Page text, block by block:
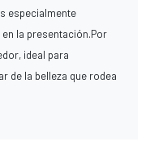
especialmente
la presentación.Por
ideal para
de la belleza que rodea